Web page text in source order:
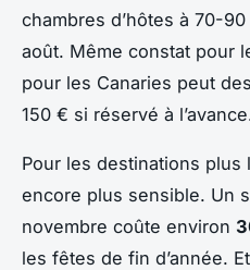
chambres d’hôtes à 70-
août. Même constat pour
pour les Canaries peut
150 € si réservé à
Pour les destinations plus
encore plus sensible. Un
novembre coûte environ
les fêtes de fin d’année.